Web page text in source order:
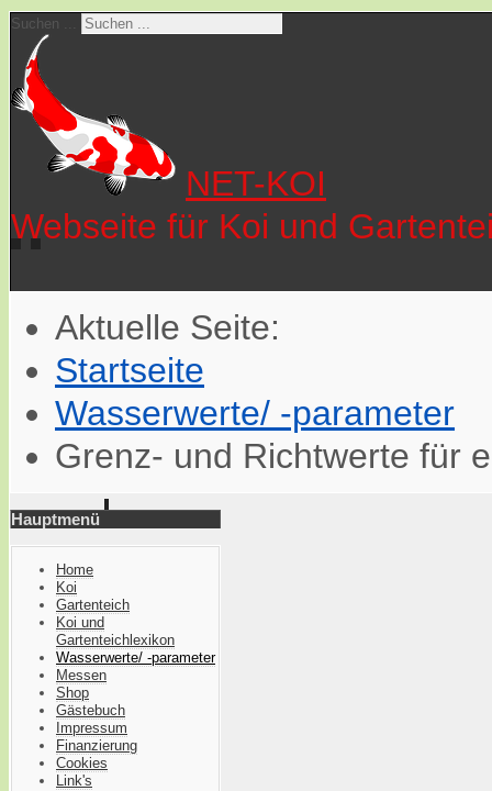
Suchen ...
NET-KOI
Webseite für Koi und
Aktuelle Seite:
Startseite
Wasserwerte/ -parameter
Grenz- und Richtwerte für
Hauptmenü
Home
Koi
Gartenteich
Koi und
Gartenteichlexikon
Wasserwerte/ -parameter
Messen
Shop
Gästebuch
Impressum
Finanzierung
Cookies
Link's